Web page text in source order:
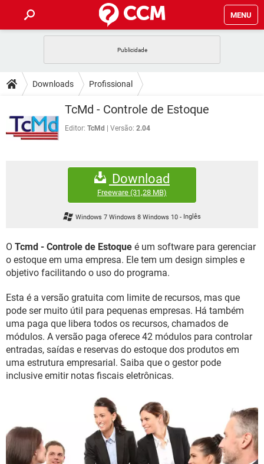
MENU
CELULAR FACEBOOK
EXCEL
INSTAGRAM GMAIL
DICAS
JOGOS
CELULAR
OUTLOOK
JOGOS WHATSAPP
EXCEL
GMAIL
FÓRUM
FACEBOOK
EXCEL
GMAIL
WHATSAPP
INSTAGRAM GMAIL
GUIA DE COMPRAS
Downloads Profissional
TcMd - Controle de Estoque
Editor: TcMd Versão: 2.04
Download
Freeware (31,28 MB)
Windows 7 Windows 8 Windows 10 - Inglês
O Tcmd - Controle de Estoque é um software para gerenciar
o estoque em uma empresa. Ele tem um design simples e
objetivo facilitando o uso do programa.
Esta é a versão gratuita com limite de recursos, mas que
pode ser muito útil para pequenas empresas. Há também
uma paga que libera todos os recursos, chamados de
módulos. A versão paga oferece 42 módulos para controlar
entradas, saídas e reservas do estoque dos produtos em
uma estrutura empresarial. Saiba que o gestor pode
inclusive emitir notas fiscais eletrônicas.